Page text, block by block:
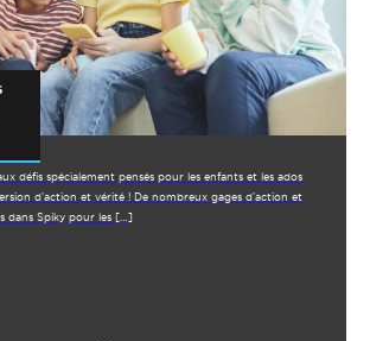
défis spécialement pensés pour les enfants et les ados
d’action et vérité ! De nombreux gages d’action et
dans Spiky pour les […]